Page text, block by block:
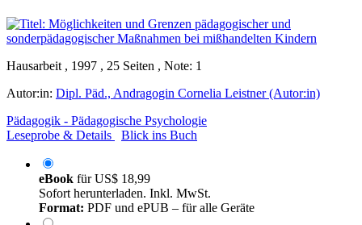
Hausarbeit , 1997 , 25 Seiten , Note: 1
Autor:in: Dipl. Päd., Andragogin Cornelia Leistner (Autor:in)
Pädagogik - Pädagogische Psychologie
Leseprobe & Details
Blick ins Buch
eBook fürUS$ 18,99
Sofort herunterladen. Inkl. MwSt.
Format: PDF und ePUB – für alle Geräte